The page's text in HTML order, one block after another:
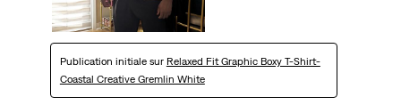
Publication initiale sur Relaxed Fit Graphic Boxy T-Shirt-
Coastal Creative Gremlin White